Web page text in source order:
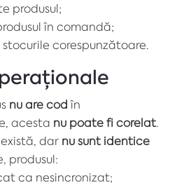
produsul;
în comandă;
corespunzătoare.
nu are cod în
acesta nu poate fi corelat.
dar nu sunt identice
produsul:
ca nesincronizat;